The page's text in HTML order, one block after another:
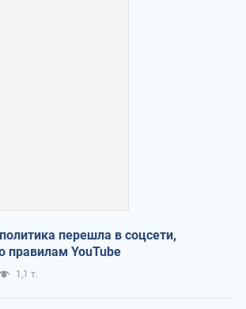
перешла в соцсети,
правилам YouTube
1,1 т.